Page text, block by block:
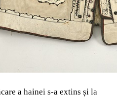
a hainei s-a extins și la